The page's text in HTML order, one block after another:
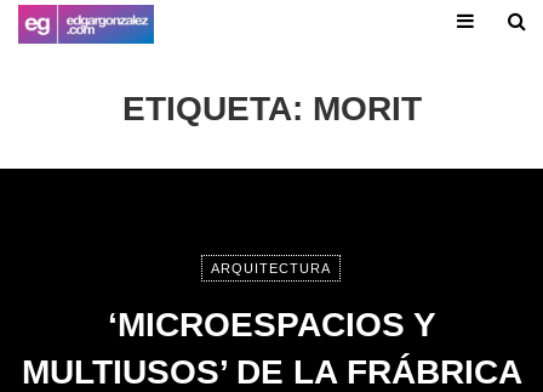
ETIQUETA: MORIT
ARQUITECTURA
‘MICROESPACIOS Y
MULTIUSOS’ DE LA FRÁBRICA